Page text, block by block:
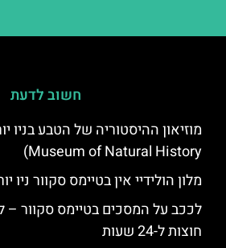
חשוב לדעת
Museum of Natural History)
מלון הולידיי אין בטיימס סקוור ניו
לככב על המסכים בטיימס סקוור –
חוצות ל-24 שעות